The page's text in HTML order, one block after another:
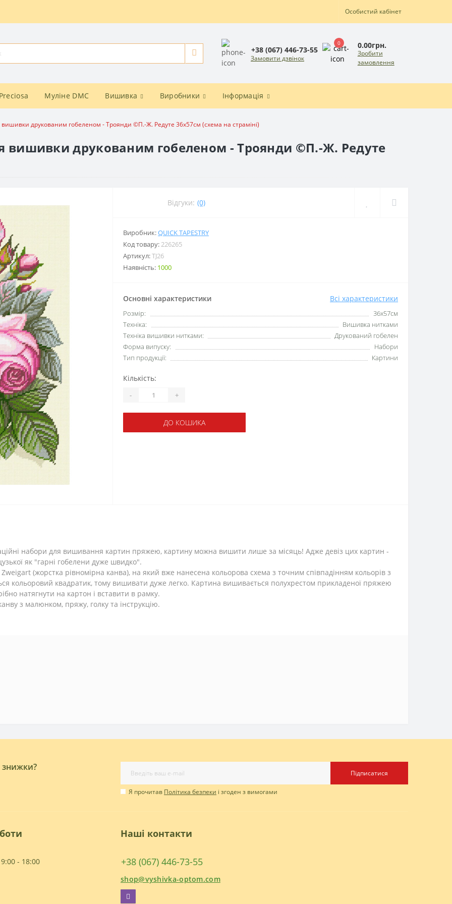
Особистий кабінет
+38 (067) 446-73-55
Замовити дзвінок
0 0.00грн.
Зробити
замовлення
Муліне DMC Вишивка Виробники Інформація
вишивки друкованим гобеленом - Троянди ©П.-Ж. Редуте 36x57см (схема на страміні)
вишивки друкованим гобеленом - Троянди ©П.-Ж. Редуте
Відгуки: (0)
Виробник:QUICK TAPESTRY
Код товару:226265
Артикул:TJ26
Наявність: 1000
Основні характеристики Всі характеристики
Розмір:
36x57см
Техніка:
Вишивка нитками
Техніка вишивки нитками:
Друкований гобелен
Форма випуску:
Набори
Тип продукції:
Картини
Кількість:
- +
ДО КОШИКА
набори для вишивання картин пряжею, картину можна вишити лише за місяць! Адже девіз цих картин -
як "гарні гобелени дуже швидко".
(жорстка рівномірна канва), на який вже нанесена кольорова схема з точним співпадінням кольорів з
кольоровий квадратик, тому вишивати дуже легко. Картина вишивається полухрестом прикладеної пряжею
натягнути на картон і вставити в рамку.
з малюнком, пряжу, голку та інструкцію.
знижки?
Підписатися
Я прочитав Політика безпеки і згоден з вимогами
- 18:00
Наші контакти
+38 (067) 446-73-55
shop@vyshivka-optom.com